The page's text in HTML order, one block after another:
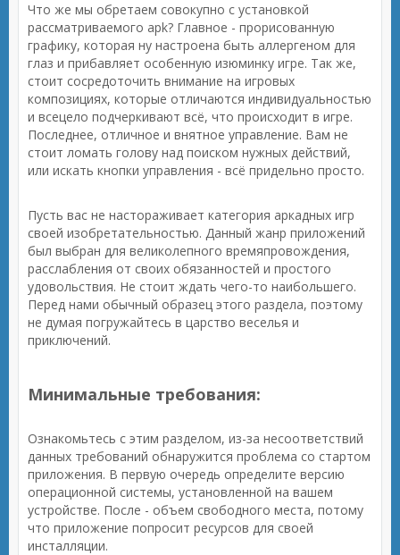
Что же мы обретаем совокупно с установкой
рассматриваемого apk? Главное - прорисованную
графику, которая ну настроена быть аллергеном для
глаз и прибавляет особенную изюминку игре. Так же,
стоит сосредоточить внимание на игровых
композициях, которые отличаются индивидуальностью
и всецело подчеркивают всё, что происходит в игре.
Последнее, отличное и внятное управление. Вам не
стоит ломать голову над поиском нужных действий,
или искать кнопки управления - всё придельно просто.
Пусть вас не настораживает категория аркадных игр
своей изобретательностью. Данный жанр приложений
был выбран для великолепного времяпровождения,
расслабления от своих обязанностей и простого
удовольствия. Не стоит ждать чего-то наибольшего.
Перед нами обычный образец этого раздела, поэтому
не думая погружайтесь в царство веселья и
приключений.
Минимальные требования:
Ознакомьтесь с этим разделом, из-за несоответствий
данных требований обнаружится проблема со стартом
приложения. В первую очередь определите версию
операционной системы, установленной на вашем
устройстве. После - объем свободного места, потому
что приложение попросит ресурсов для своей
инсталляции.